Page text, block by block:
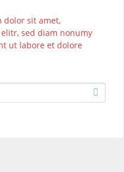
dolor sit amet,
sed diam nonumy
ut labore et dolore